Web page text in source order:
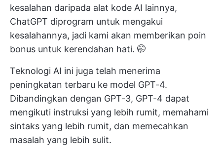
kesalahan daripada alat kode AI lainnya,
ChatGPT diprogram untuk mengakui
kesalahannya, jadi kami akan memberikan poin
bonus untuk kerendahan hati. 🤭
Teknologi AI ini juga telah menerima
peningkatan terbaru ke model GPT-4.
Dibandingkan dengan GPT-3, GPT-4 dapat
mengikuti instruksi yang lebih rumit, memahami
sintaks yang lebih rumit, dan memecahkan
masalah yang lebih sulit.